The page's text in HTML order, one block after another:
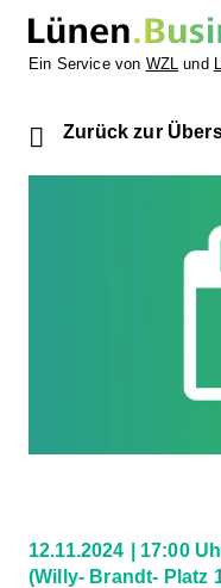
Ein Service von WZL und
Zurück zur
12.11.2024 17:00
(Willy- Brandt- Platz